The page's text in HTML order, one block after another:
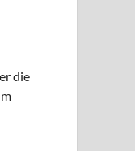
die